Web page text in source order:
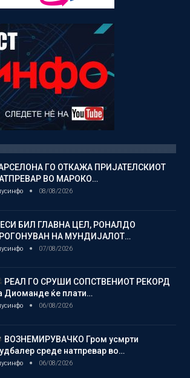
ГО ОТКАЖА ПРИЈАТЕЛСКИОТ
ВО МАРОКО…
08/08/2026
БИЛ ГЛАВНА ЦЕЛ, РОНАЛДО
НА МУНДИЈАЛОТ…
07/08/2026
РЕАЛ ГО СРУШИ СОПСТВЕНИОТ РЕКОРД
Диоманде ќе плати…
06/08/2026
ВОЗНЕМИРУВАЧКО Гром усмрти
среде натпревар во…
06/08/2026